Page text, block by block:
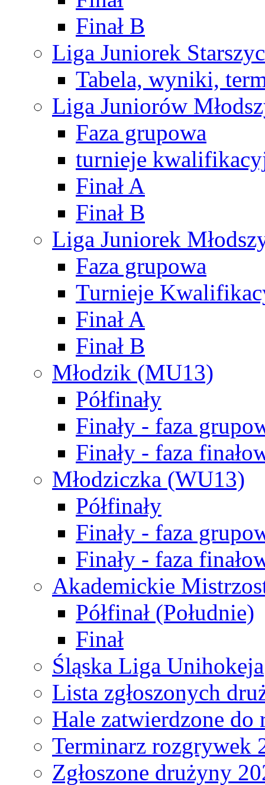
Finał B
Liga Juniorek
Tabela, wyniki,
Liga Juniorów
Faza grupowa
turnieje
Finał A
Finał B
Liga Juniorek
Faza grupowa
Turnieje
Finał A
Finał B
Młodzik (MU13)
Półfinały
Finały - faza
Finały - faza
Młodziczka (WU13)
Półfinały
Finały - faza
Finały - faza
Akademickie
Półfinał (Południe)
Finał
Śląska Liga Unihokeja
Lista zgłoszonych
Hale zatwierdzone do
Terminarz rozgrywek
Zgłoszone drużyny